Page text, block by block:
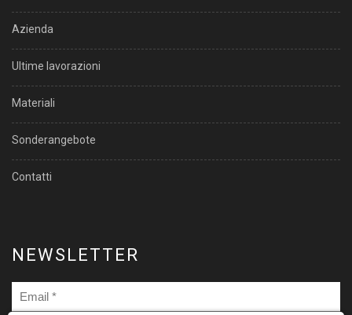
Azienda
Ultime lavorazioni
Materiali
Sonderangebote
Contatti
NEWSLETTER